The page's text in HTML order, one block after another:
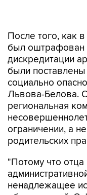
дискредитации
были поставлены
социально
Львова-Белова.
региональная
ограничении, а
родительских
"Потому что отца
ненадлежащее
обязанностей. С
прогуливала